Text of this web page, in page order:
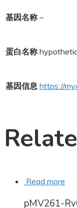
基因名称 –
蛋白名称
基因信息 https://
Read more
pMV261-